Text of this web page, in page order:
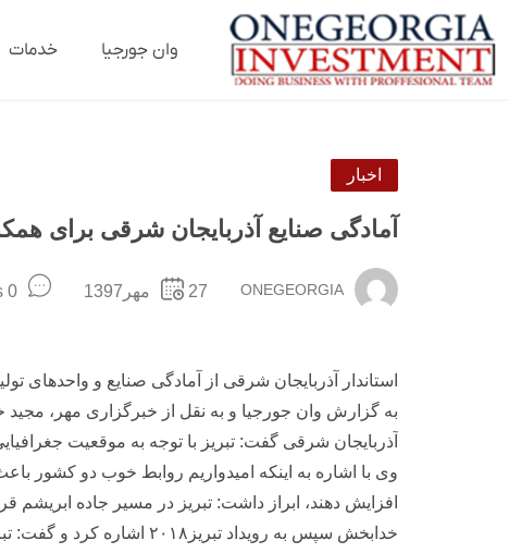
وان جورجیا خدمات
اخبار
آمادگی صنایع آذربایجان شرقی برای
ONEGEORGIA 27مهر1397 0 Comments
استاندار آذربایجان شرقی از آمادگی صنایع و واحدهای
به گزارش وان جورجیا و به نقل از خبرگزاری مهر،
آذربایجان شرقی گفت: تبریز با توجه به موقعیت
وی با اشاره به اینکه امیدواریم روابط خوب دو کشور
افزایش دهند، ابراز داشت: تبریز در مسیر جاده
خدابخش سپس به رویداد